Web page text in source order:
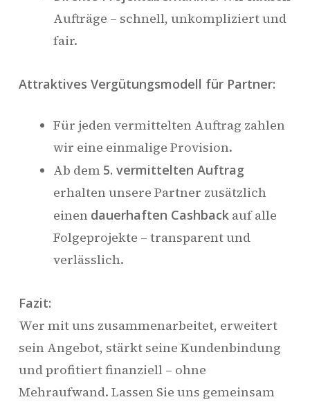
Aufträge – schnell, unkompliziert und
fair.
Attraktives Vergütungsmodell für Partner:
Für jeden vermittelten Auftrag zahlen
wir eine einmalige Provision.
Ab dem 5. vermittelten Auftrag
erhalten unsere Partner zusätzlich
einen dauerhaften Cashbackauf alle
Folgeprojekte – transparent und
verlässlich.
Fazit:
Wer mit uns zusammenarbeitet, erweitert
sein Angebot, stärkt seine Kundenbindung
und profitiert finanziell – ohne
Mehraufwand. Lassen Sie uns gemeinsam